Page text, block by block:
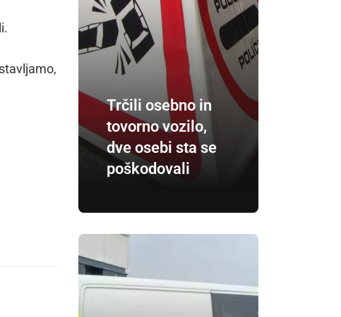
Trčili osebno in
tovorno vozilo,
dve osebi sta se
poškodovali